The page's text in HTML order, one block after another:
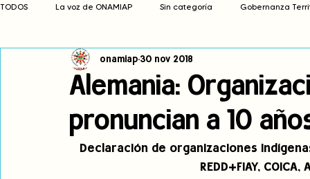
TODOS La voz de ONAMIAP Sin categoría Gobernanza
Cambio climático Navegador indígena
Pronunciamientos Observatorio de consulta previa
incidencia PNPI
Alemania:
pronuncian a 10
onamiap 30 nov 2018
Declaración de organizaciones
REDD+FIAY,